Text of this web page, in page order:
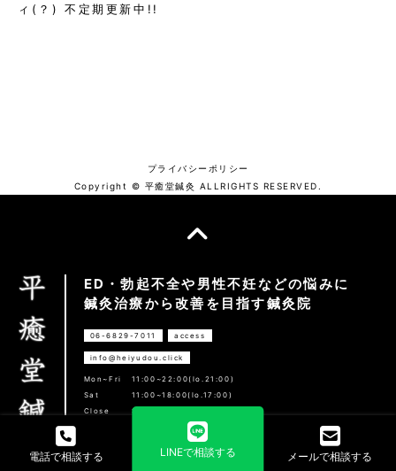
ィ(？) 不定期更新中!!
プライバシーポリシー
Copyright © 平癒堂鍼灸 ALLRIGHTS RESERVED.
ED・勃起不全や男性不妊などの悩みに
鍼灸治療から改善を目指す鍼灸院
06-6829-7011 access
info@heiyudou.click
Mon~Fri
11:00~22:00(lo.21:00)
Sat
11:00~18:00(lo.17:00)
Close
Sun/Holiday
電話で相談する LINEで相談する メールで相談する